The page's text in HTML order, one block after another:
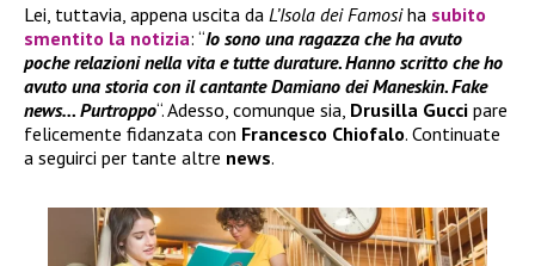
Lei, tuttavia, appena uscita da L’Isola dei Famosiha subito
smentito la notizia: “Io sono una ragazza che ha avuto
poche relazioni nella vita e tutte durature. Hanno scritto che ho
avuto una storia con il cantante Damiano dei Maneskin. Fake
news… Purtroppo“. Adesso, comunque sia, Drusilla Gucci pare
felicemente fidanzata con Francesco Chiofalo. Continuate
a seguirci per tante altre news.